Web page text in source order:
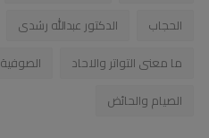
الحجاب
الدكتور عبدالله رشدى
ما معنى التواتر والاحاد
الصوفية
الصيام والحائض